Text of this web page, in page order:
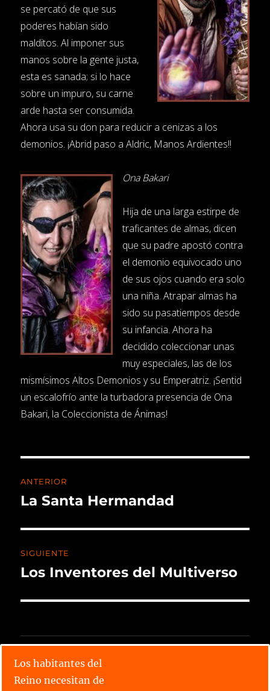
se percató de que sus
poderes habían sido
malditos. Al imponer sus
manos sobre la gente justa,
esta es sanada; si lo hace
sobre un impuro, su carne
arde hasta ser consumida.
Ahora usa su don para reducir a cenizas a los
demonios. ¡Abrid paso a Aldric, Manos Ardientes!!
Ona Bakari
Hija de una larga estirpe de
traficantes de almas, dicen
que su padre apostó contra
el demonio equivocado uno
de sus ojos cuando era solo
una niña. Atrapar almas ha
sido su pasatiempos desde
su infancia. Ahora ha
decidido coleccionar unas
muy especiales, las de los
mismísimos Altos Demonios y su Emperatriz. ¡Sentid
un escalofrío ante la turbadora presencia de Ona
Bakari, la Coleccionista de Ánimas!
ANTERIOR
La Santa Hermandad
SIGUIENTE
Los Inventores del Multiverso
Lee todos los relatos
Los habitantes del
Reino necesitan de